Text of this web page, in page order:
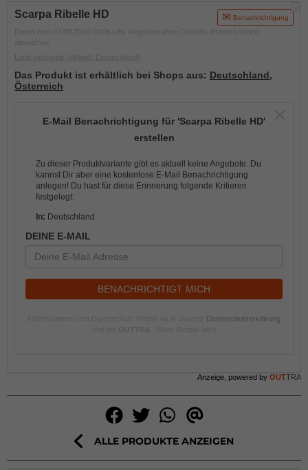
Scarpa Ribelle HD Benachrichtigung
Das Produkt ist erhältlich bei Shops aus: Deutschland,
Österreich
E-Mail Benachrichtigung für 'Scarpa Ribelle HD'
erstellen
Zu dieser Produktvariante gibt es aktuell keine Angebote. Du
kannst Dir aber eine kostenlose E-Mail Benachrichtigung
anlegen! Du hast für diese Erinnerung folgende Kritieren
festgelegt:
In: Deutschland
DEINE E-MAIL
BENACHRICHTIGT MICH
Datenschutzerklärung
Anzeige, powered by OUTTRA
ALLE PRODUKTE ANZEIGEN